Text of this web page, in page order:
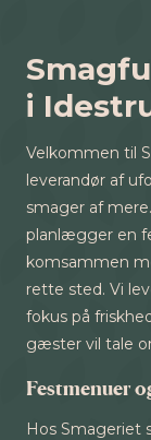
i
Velkommen til
leverandør af
smager af
planlægger en
komsammen
rette sted. Vi
fokus på
gæster vil tale
Festmenuer
Hos Smageriet